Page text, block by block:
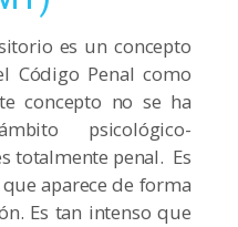
es un concepto
Código Penal como
concepto no se ha
psicológico-
totalmente penal. Es
aparece de forma
Es tan intenso que